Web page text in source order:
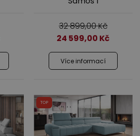
Jídelna
32 899,00Kč
24 599,00 Kč
Více informací
TOP